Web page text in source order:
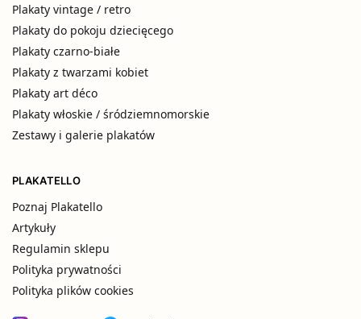
Plakaty vintage / retro
Plakaty do pokoju dziecięcego
Plakaty czarno-białe
Plakaty z twarzami kobiet
Plakaty art déco
Plakaty włoskie / śródziemnomorskie
Zestawy i galerie plakatów
PLAKATELLO
Poznaj Plakatello
Artykuły
Regulamin sklepu
Polityka prywatności
Polityka plików cookies